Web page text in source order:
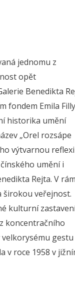
jednomu z
opět
Benedikta
fondem Emila
historika umění
„Orel rozsápe
výtvarnou reflexi
umění i
Rejta. V
širokou veřejnost.
kulturní
koncentračního
gestu
v roce 1958 v